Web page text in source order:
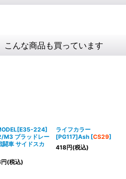
こんな商品も買っています
224]
M3 ブラッドレー
闘車 サイドスカ
円(税込)
ライフカラー
[PG117]Ash [CS29]
418円(税込)